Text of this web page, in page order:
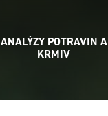
ANALÝZY POTRAVIN A
KRMIV